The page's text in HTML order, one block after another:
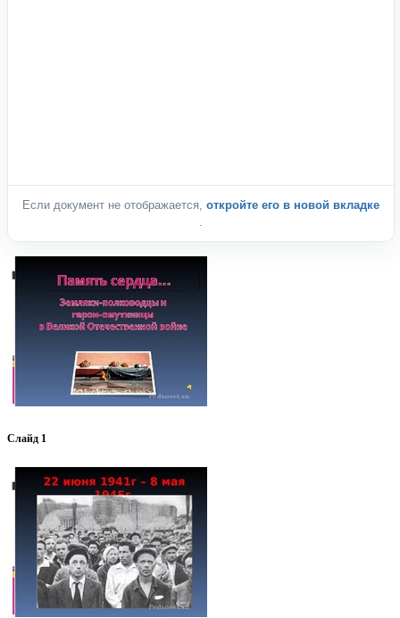
Если документ не отображается, откройте его в новой вкладке
Слайд 1